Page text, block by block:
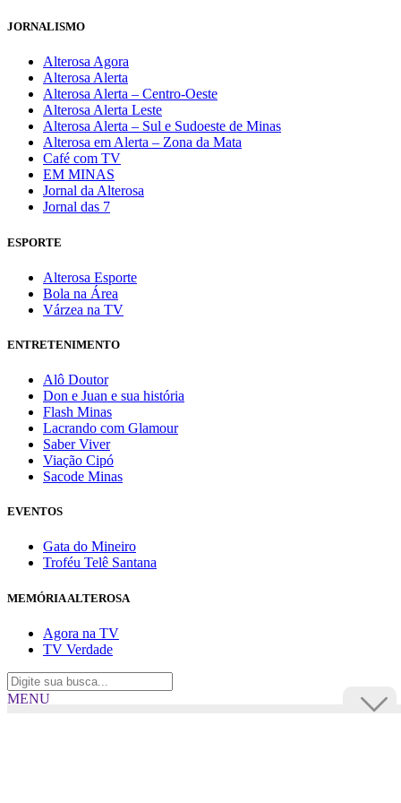
JORNALISMO
Alterosa Agora
Alterosa Alerta
Alterosa Alerta – Centro-Oeste
Alterosa Alerta Leste
Alterosa Alerta – Sul e Sudoeste de Minas
Alterosa em Alerta – Zona da Mata
Café com TV
EM MINAS
Jornal da Alterosa
Jornal das 7
ESPORTE
Alterosa Esporte
Bola na Área
Várzea na TV
ENTRETENIMENTO
Alô Doutor
Don e Juan e sua história
Flash Minas
Lacrando com Glamour
Saber Viver
Viação Cipó
Sacode Minas
EVENTOS
Gata do Mineiro
Troféu Telê Santana
MEMÓRIA ALTEROSA
Agora na TV
TV Verdade
MENU